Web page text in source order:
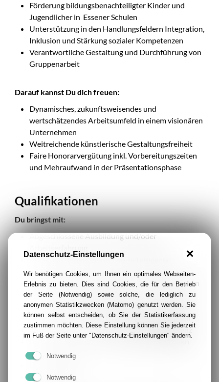
Förderung bildungsbenachteiligter Kinder und
Jugendlicher in Essener Schulen
Unterstützung in den Handlungsfeldern Integration,
Inklusion und Stärkung sozialer Kompetenzen
Verantwortliche Gestaltung und Durchführung von
Gruppenarbeit
Darauf kannst Du dich freuen:
Dynamisches, zukunftsweisendes und
wertschätzendes Arbeitsumfeld in einem visionären
Unternehmen
Weitreichende künstlerische Gestaltungsfreiheit
Faire Honorarvergütung inkl. Vorbereitungszeiten
und Mehraufwand in der Präsentationsphase
Qualifikationen
Du bringst mit:
Abgeschlossene Ausbildung und/oder
Arbeit mit unterschiedlichen, heterogenen
Zielgruppen
Erfahrungen in der Kooperation mit verschiedenen
Projektbeteiligten in Schulen
Eine ressourcenorientierte und wertschätzende
Grundhaltung im Umgang mit jungen Menschen
Kommunikations- und Organisationskompetenz
Bereitschaft zur Weiterentwicklung der eigenen
Kompetenzen
Kreativität
Datenschutz-Einstellungen
Wir benötigen Cookies, um Ihnen ein optimales Webseiten-
Erlebnis zu bieten. Dies sind Cookies, die für den Betrieb
der Seite (Notwendig) sowie solche, die lediglich zu
anonymen Statistikzwecken (Matomo) genutzt werden. Sie
können selbst entscheiden, ob Sie der Statistikerfassung
zustimmen möchten. Diese Einstellung können Sie jederzeit
im Fuß der Seite unter "Datenschutz-Einstellungen" ändern.
Notwendig
Notwendig